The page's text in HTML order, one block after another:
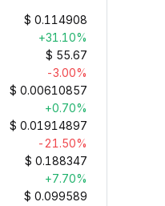
$ 0.114908
+31.10%
$ 55.67
-3.00%
$ 0.00610857
+0.70%
$ 0.01914897
-21.50%
$ 0.188347
+7.70%
$ 0.099589